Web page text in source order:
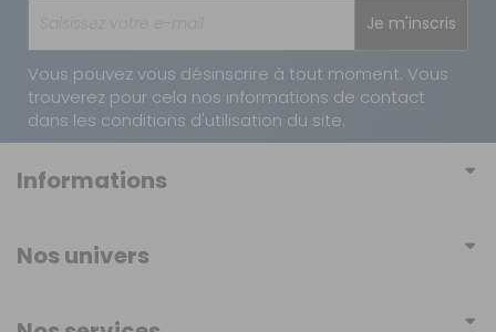
Je m'inscris
Vous pouvez vous désinscrire à tout moment. Vous
trouverez pour cela nos informations de contact
dans les conditions d'utilisation du site.
Informations
Conditions générales d'utilisation
Nos univers